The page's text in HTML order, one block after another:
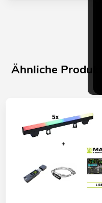
Ähnliche Produkte